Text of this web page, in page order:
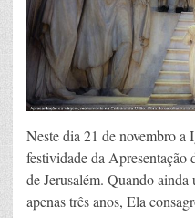
Neste dia 21 de novembro a
festividade da
de Jerusalém. Quando
apenas três anos, Ela